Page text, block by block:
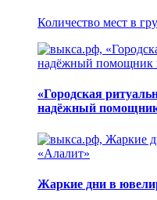
Количество мест в
«Городская
надёжный помощник
Жаркие дни в